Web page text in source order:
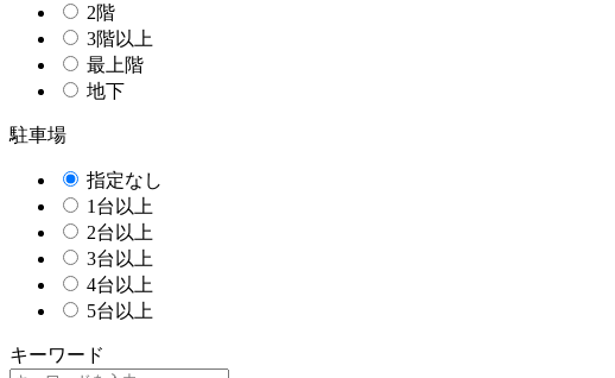
2階
3階以上
最上階
地下
駐車場
指定なし
1台以上
2台以上
3台以上
4台以上
5台以上
キーワード